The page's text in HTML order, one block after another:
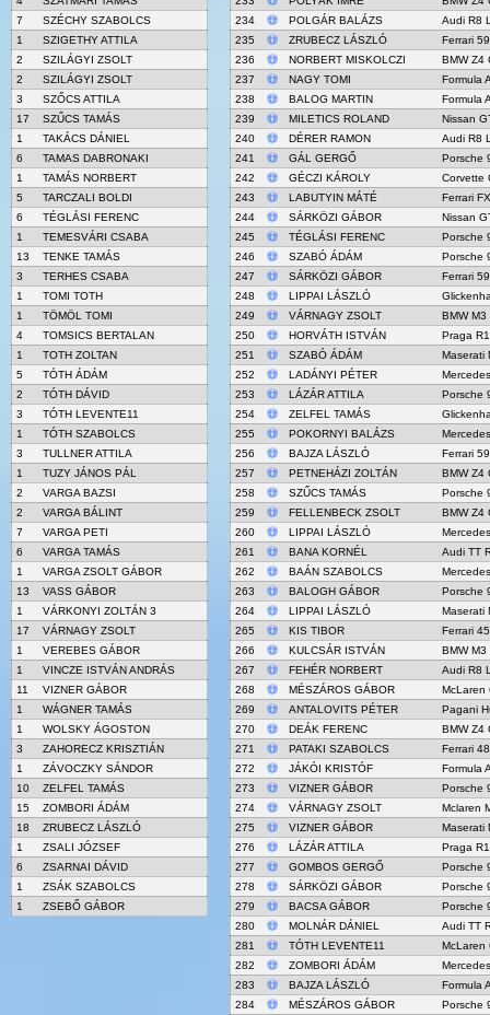
7
SZÉCHY SZABOLCS
1
SZIGETHY ATTILA
2
SZILÁGYI ZSOLT
2
SZILÁGYI ZSOLT
3
SZŐCS ATTILA
17
SZŰCS TAMÁS
1
TAKÁCS DÁNIEL
6
TAMAS DABRONAKI
1
TAMÁS NORBERT
5
TARCZALI BOLDI
6
TÉGLÁSI FERENC
1
TEMESVÁRI CSABA
13
TENKE TAMÁS
3
TERHES CSABA
1
TOMI TOTH
1
TÖMÖL TOMI
4
TOMSICS BERTALAN
1
TOTH ZOLTAN
5
TÓTH ÁDÁM
2
TÓTH DÁVID
3
TÓTH LEVENTE11
1
TÓTH SZABOLCS
3
TULLNER ATTILA
1
TUZY JÁNOS PÁL
2
VARGA BAZSI
2
VARGA BÁLINT
7
VARGA PETI
6
VARGA TAMÁS
1
VARGA ZSOLT GÁBOR
13
VASS GÁBOR
1
VÁRKONYI ZOLTÁN 3
17
VÁRNAGY ZSOLT
1
VEREBES GÁBOR
1
VINCZE ISTVÁN ANDRÁS
11
VIZNER GÁBOR
1
WÁGNER TAMÁS
1
WOLSKY ÁGOSTON
3
ZAHORECZ KRISZTIÁN
1
ZÁVOCZKY SÁNDOR
10
ZELFEL TAMÁS
15
ZOMBORI ÁDÁM
18
ZRUBECZ LÁSZLÓ
1
ZSALI JÓZSEF
6
ZSARNAI DÁVID
1
ZSÁK SZABOLCS
1
ZSEBŐ GÁBOR
234
POLGÁR BALÁZS
Audi R8
235
ZRUBECZ LÁSZLÓ
Ferrari
236
NORBERT MISKOLCZI
BMW Z4
237
NAGY TOMI
Formula
238
BALOG MARTIN
Formula
239
MILETICS ROLAND
Nissan
240
DÉRER RAMON
Audi R8
241
GÁL GERGŐ
Porsche
242
GÉCZI KÁROLY
Corvette
243
LABUTYIN MÁTÉ
Ferrari
244
SÁRKÖZI GÁBOR
Nissan
245
TÉGLÁSI FERENC
Porsche
246
SZABÓ ÁDÁM
Porsche
247
SÁRKÖZI GÁBOR
Ferrari
248
LIPPAI LÁSZLÓ
249
VÁRNAGY ZSOLT
BMW M3
250
HORVÁTH ISTVÁN
Praga R1
251
SZABÓ ÁDÁM
Maserati
252
LADÁNYI PÉTER
253
LÁZÁR ATTILA
Porsche
254
ZELFEL TAMÁS
255
POKORNYI BALÁZS
256
BAJZA LÁSZLÓ
Ferrari
257
PETNEHÁZI ZOLTÁN
BMW Z4
258
SZŰCS TAMÁS
Porsche
259
FELLENBECK ZSOLT
BMW Z4
260
LIPPAI LÁSZLÓ
261
BANA KORNÉL
Audi TT
262
BAÁN SZABOLCS
263
BALOGH GÁBOR
Porsche
264
LIPPAI LÁSZLÓ
Maserati
265
KIS TIBOR
Ferrari
266
KULCSÁR ISTVÁN
BMW M3
267
FEHÉR NORBERT
Audi R8
268
MÉSZÁROS GÁBOR
McLaren
269
ANTALOVITS PÉTER
Pagani
270
DEÁK FERENC
BMW Z4
271
PATAKI SZABOLCS
Ferrari
272
JÁKÓI KRISTÓF
Formula
273
VIZNER GÁBOR
Porsche
274
VÁRNAGY ZSOLT
Mclaren
275
VIZNER GÁBOR
Maserati
276
LÁZÁR ATTILA
Praga R1
277
GOMBOS GERGŐ
Porsche
278
SÁRKÖZI GÁBOR
Porsche
279
BACSA GÁBOR
Porsche
280
MOLNÁR DÁNIEL
Audi TT
281
TÓTH LEVENTE11
McLaren
282
ZOMBORI ÁDÁM
283
BAJZA LÁSZLÓ
Formula
284
MÉSZÁROS GÁBOR
Porsche